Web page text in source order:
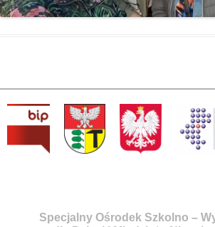
Specjalny Ośrodek Szkolno –